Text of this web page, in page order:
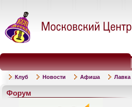
Клуб Новости Афиша Лавка
Форум